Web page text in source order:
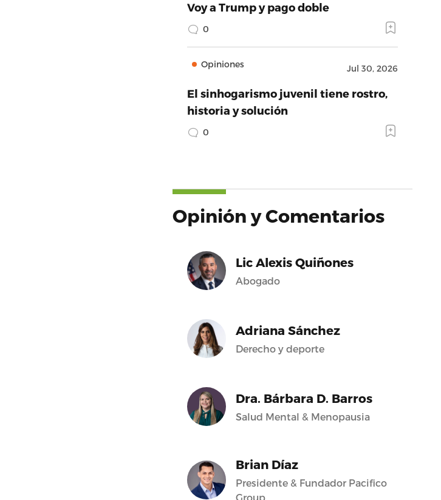
Voy a Trump y pago doble
0
Opiniones Jul 30, 2026
El sinhogarismo juvenil tiene rostro,
historia y solución
0
Opinión y Comentarios
Lic Alexis Quiñones
Abogado
Adriana Sánchez
Derecho y deporte
Dra. Bárbara D. Barros
Salud Mental & Menopausia
Brian Díaz
Presidente & Fundador Pacifico
Group